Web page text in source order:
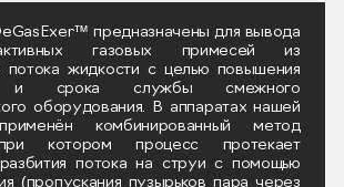
предназначены для вывода
активных газовых примесей из
потока жидкости с целью повышения
и срока службы смежного
оборудования. В аппаратах нашей
комбинированный метод
котором процесс протекает
потока на струи с помощью
(пропускания пузырьков пара через